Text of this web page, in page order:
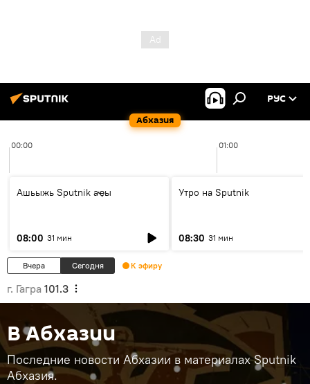
Абхазия
РУС
00:00 01:00
Ашьыжь Sputnik аҿы
08:00 31 мин
Утро на Sputnik
08:30 31 мин
Вчера Сегодня К эфиру
г. Гагра 101.3
В Абхазии
Последние новости Абхазии в материалах Sputnik
Абхазия.